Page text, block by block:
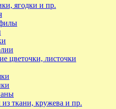
ягодки и пр.
цветочки, листочки
ткани, кружева и пр.